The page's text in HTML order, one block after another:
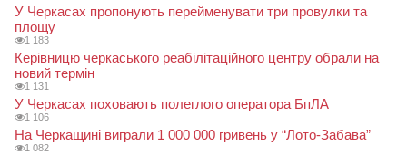
У Черкасах пропонують перейменувати три провулки та
площу
1 183
Керівницю черкаського реабілітаційного центру обрали на
новий термін
1 131
У Черкасах поховають полеглого оператора БпЛА
1 106
На Черкащині виграли 1 000 000 гривень у “Лото-Забава”
1 082